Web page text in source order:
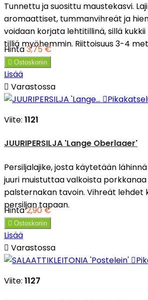
Tunnettu ja suosittu maustekasvi.
aromaattiset, tummanvihreät ja
voidaan korjata lehtitillinä, sillä
tilliä myöhemmin. Riittoisuus 3-4
Hinta3,75 €
 Ostoskoriin
Lisää
 Varastossa

Viite: 1121
JUURIPERSILJA 'Lange Oberlaaer'
Persiljalajike, josta käytetään lähinnä
juuri muistuttaa valkoista
palsternakan tavoin. Vihreät lehdet
persiljan tapaan.
Hinta2,90 €
 Ostoskoriin
Lisää
 Varastossa

Viite: 1127